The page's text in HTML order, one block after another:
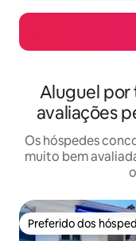
Aluguel
avaliações
Os hóspedes
muito bem
Preferido dos
Preferido dos